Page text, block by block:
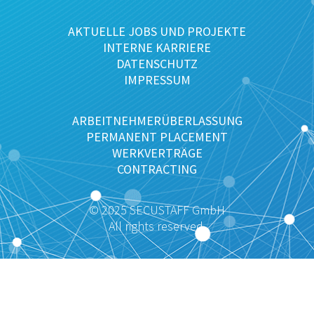
AKTUELLE JOBS UND PROJEKTE
INTERNE KARRIERE
DATENSCHUTZ
IMPRESSUM
ARBEITNEHMERÜBERLASSUNG
PERMANENT PLACEMENT
WERKVERTRÄGE
CONTRACTING
© 2025 SECUSTAFF GmbH
All rights reserved.